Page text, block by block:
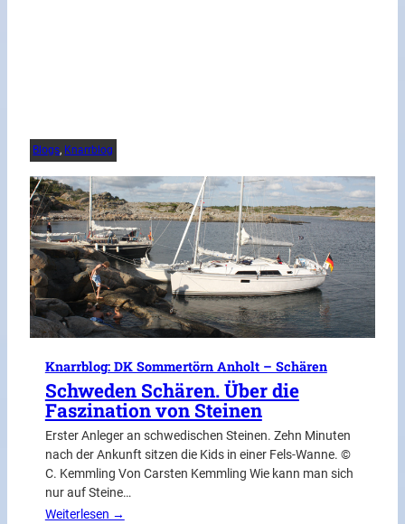
Blogs, Knarrblog
Knarrblog: DK Sommertörn Anholt – Schären
Schweden Schären. Über die
Faszination von Steinen
Erster Anleger an schwedischen Steinen. Zehn Minuten
nach der Ankunft sitzen die Kids in einer Fels-Wanne. ©
C. Kemmling Von Carsten Kemmling Wie kann man sich
nur auf Steine…
Weiterlesen →